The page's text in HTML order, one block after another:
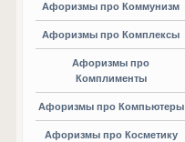
Афоризмы про Коммунизм
Афоризмы про Комплексы
Афоризмы про
Комплименты
Афоризмы про Компьютеры
Афоризмы про Косметику